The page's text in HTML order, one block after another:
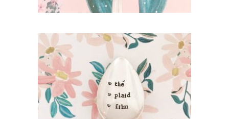
PETITE CUILLÈRE GRAVÉE VINTAGE : THÉ
PLAID FILM
35,00€